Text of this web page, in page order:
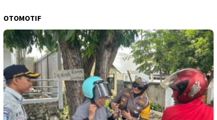
OTOMOTIF